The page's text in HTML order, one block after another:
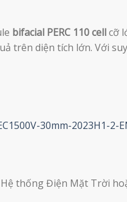
bifacial PERC 110 cellcỡ
trên diện tích lớn. Với
30mm-2023H1-2-
thống Điện Mặt Trời